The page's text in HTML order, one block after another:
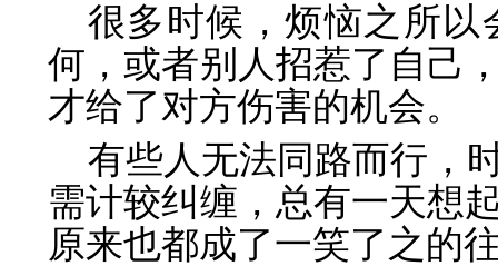
很多时候，烦恼之所
何，或者别人招惹了自己
才给了对方伤害的机会。
有些人无法同路而行，
需计较纠缠，总有一天想
原来也都成了一笑了之的